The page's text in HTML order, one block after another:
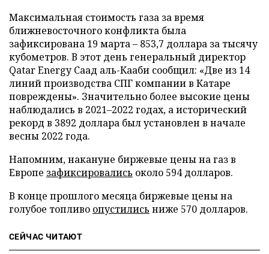
Максимальная стоимость газа за время
ближневосточного конфликта была
зафиксирована 19 марта – 853,7 доллара за тысячу
кубометров. В этот день генеральный директор
Qatar Energy Саад аль-Кааби сообщил: «Две из 14
линий производства СПГ компании в Катаре
повреждены». Значительно более высокие цены
наблюдались в 2021–2022 годах, а исторический
рекорд в 3892 доллара был установлен в начале
весны 2022 года.
Напомним, накануне биржевые цены на газ в
Европе зафиксировались около 594 долларов.
В конце прошлого месяца биржевые цены на
голубое топливо опустились ниже 570 долларов.
СЕЙЧАС ЧИТАЮТ